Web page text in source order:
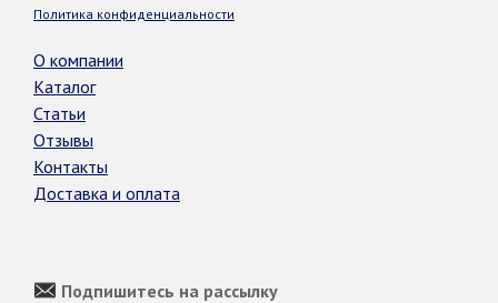
Политика конфиденциальности
О компании
Каталог
Статьи
Отзывы
Контакты
Доставка и оплата
Подпишитесь на рассылку